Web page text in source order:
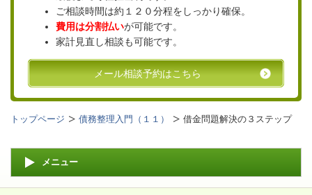
ご相談時間は約１２０分程をしっかり確保。
費用は分割払いが可能です。
家計見直し相談も可能です。
メール相談予約はこちら
トップページ 債務整理入門（１１） 借金問題解決の３ステップ
メニュー